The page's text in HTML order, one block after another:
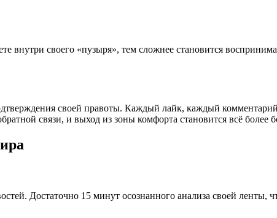
своего «пузыря», тем сложнее становится
своей правоты. Каждый лайк, каждый
связи, и выход из зоны комфорта становится всё более
Достаточно 15 минут осознанного анализа своей ленты,